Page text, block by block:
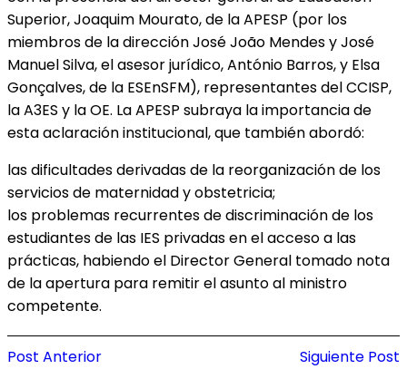
Superior, Joaquim Mourato, de la APESP (por los
miembros de la dirección José João Mendes y José
Manuel Silva, el asesor jurídico, António Barros, y Elsa
Gonçalves, de la ESEnSFM), representantes del CCISP,
la A3ES y la OE. La APESP subraya la importancia de
esta aclaración institucional, que también abordó:
las dificultades derivadas de la reorganización de los
servicios de maternidad y obstetricia;
los problemas recurrentes de discriminación de los
estudiantes de las IES privadas en el acceso a las
prácticas, habiendo el Director General tomado nota
de la apertura para remitir el asunto al ministro
competente.
Post Anterior Siguiente Post